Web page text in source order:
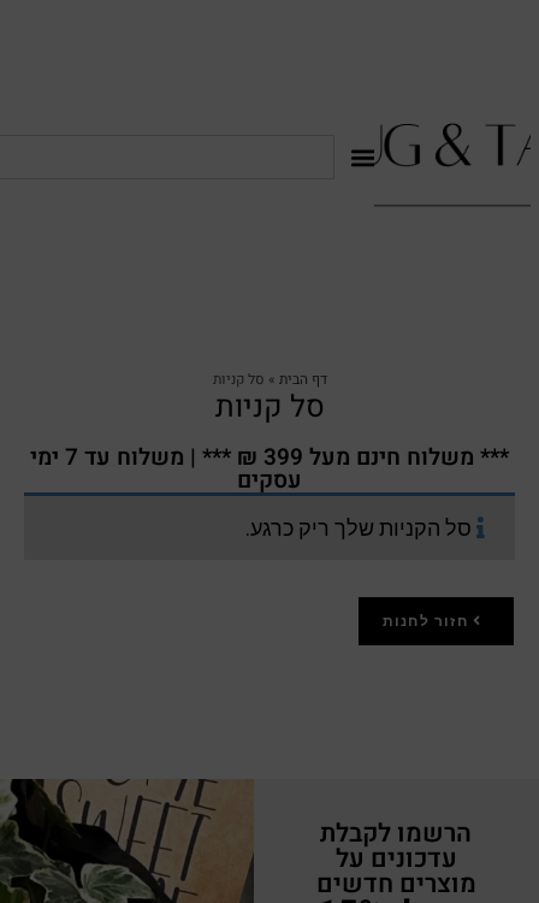
דף הבית » סל קניות
סל קניות
*** משלוח חינם מעל 399 ₪ *** | משלוח עד 7 ימי
עסקים
סל הקניות שלך ריק כרגע.
חזור לחנות
הרשמו לקבלת
עדכונים על
מוצרים חדשים